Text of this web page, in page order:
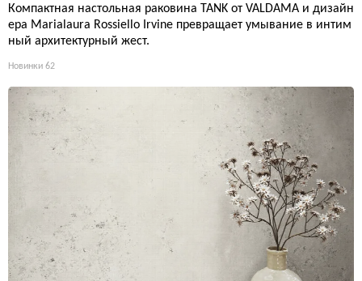
Компактная настольная раковина TANK от VALDAMA и дизайн
ера Marialaura Rossiello Irvine превращает умывание в интим
ный архитектурный жест.
Новинки 62